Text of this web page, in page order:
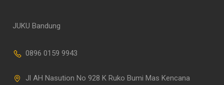
JUKU Bandung
0896 0159 9943
Jl AH Nasution No 928 K Ruko Bumi Mas Kencana